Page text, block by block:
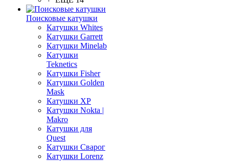
Поисковые катушки
Катушки Whites
Катушки Garrett
Катушки Minelab
Катушки
Teknetics
Катушки Fisher
Катушки Golden
Mask
Катушки XP
Катушки Nokta |
Makro
Катушки для
Quest
Катушки Сварог
Катушки Lorenz